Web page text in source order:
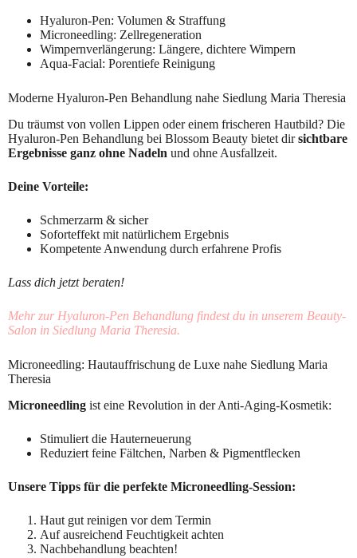
Hyaluron-Pen: Volumen & Straffung
Microneedling: Zellregeneration
Wimpernverlängerung: Längere, dichtere Wimpern
Aqua-Facial: Porentiefe Reinigung
Moderne Hyaluron-Pen Behandlung nahe Siedlung Maria Theresia
Du träumst von vollen Lippen oder einem frischeren Hautbild? Die
Hyaluron-Pen Behandlung bei Blossom Beauty bietet dirsichtbare
Ergebnisse ganz ohne Nadeln und ohne Ausfallzeit.
Deine Vorteile:
Schmerzarm & sicher
Soforteffekt mit natürlichem Ergebnis
Kompetente Anwendung durch erfahrene Profis
Lass dich jetzt beraten!
Mehr zur Hyaluron-Pen Behandlung findest du in unserem Beauty-
Salon in Siedlung Maria Theresia.
Microneedling: Hautauffrischung de Luxe nahe Siedlung Maria
Theresia
Microneedling ist eine Revolution in der Anti-Aging-Kosmetik:
Stimuliert die Hauterneuerung
Reduziert feine Fältchen, Narben & Pigmentflecken
Unsere Tipps für die perfekte Microneedling-Session:
Haut gut reinigen vor dem Termin
Auf ausreichend Feuchtigkeit achten
Nachbehandlung beachten!